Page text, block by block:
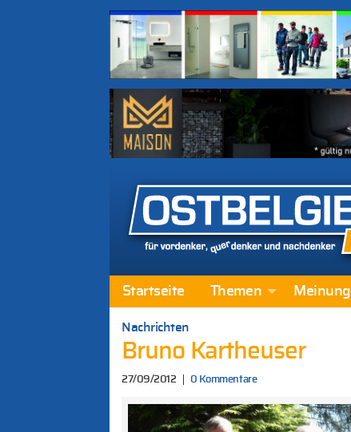
Startseite Themen Meinung
Nachrichten
Bruno Kartheuser
27/09/2012 0 Kommentare